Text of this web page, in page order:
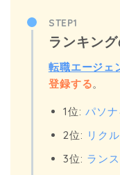
STEP1
ランキン
転職エージェ
登録する。
1位:パソ
2位: リク
3位: ラン